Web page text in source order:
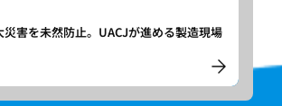
災害を未然防止。UACJが進める製造現場